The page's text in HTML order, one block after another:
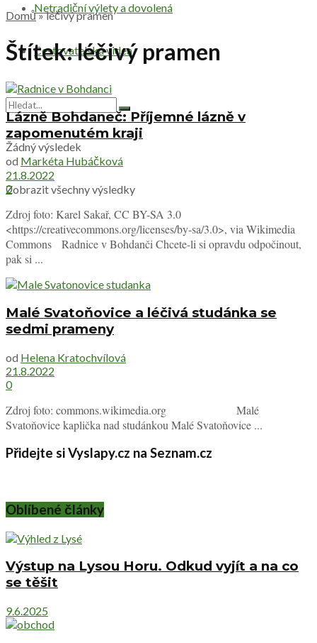
Netradiční výlety a dovolená
Cestovatelská videa
Žádný výsledek
Zobrazit všechny výsledky
Domů»léčivý pramen
Štítek:léčivý pramen
Lázně Bohdaneč: Příjemné lázně v
zapomenutém kraji
od Markéta Hubáčková
21.8.2022
0
Zdroj foto: Karel Sakař, CC BY-SA 3.0
<https://creativecommons.org/licenses/by-sa/3.0>, via Wikimedia
Commons Radnice v Bohdanči Chcete-li si opravdu odpočinout,
pak si ...
Malé Svatoňovice a léčivá studánka se
sedmi prameny
od Helena Kratochvílová
21.8.2022
0
Zdroj foto: commons.wikimedia.org Malé
Svatoňovice kaplička nad studánkou Malé Svatoňovice ...
Přidejte si Vyslapy.cz na Seznam.cz
Oblíbené články
Výstup na Lysou Horu. Odkud vyjít a na co
se těšit
9.6.2025